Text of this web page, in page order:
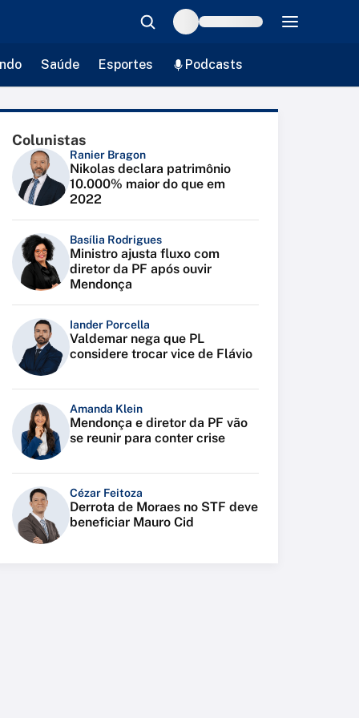
Saúde Esportes Podcasts
Colunistas
Ranier Bragon
Nikolas declara patrimônio
10.000% maior do que em
2022
Basília Rodrigues
Ministro ajusta fluxo com
diretor da PF após ouvir
Mendonça
Iander Porcella
Valdemar nega que PL
considere trocar vice de Flávio
Amanda Klein
Mendonça e diretor da PF vão
se reunir para conter crise
Cézar Feitoza
Derrota de Moraes no STF deve
beneficiar Mauro Cid